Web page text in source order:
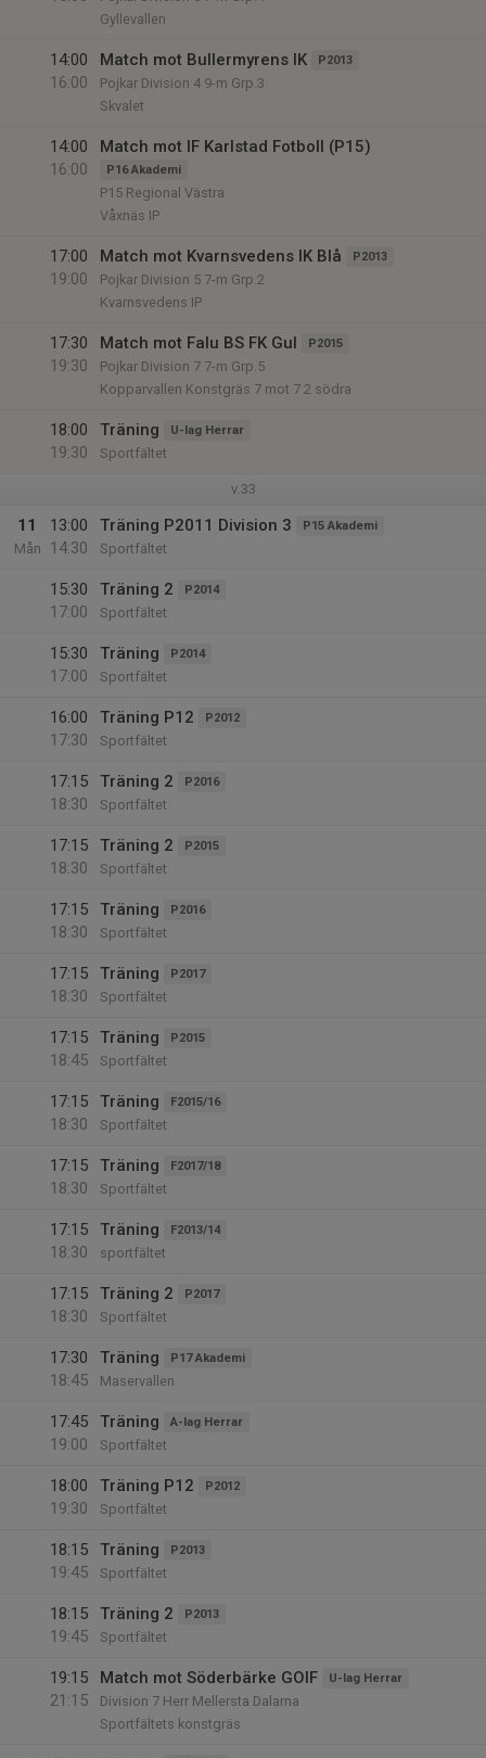
Gyllevallen
14:00
16:00
Match mot Bullermyrens IK P2013
Pojkar Division 4 9-m Grp.3
Skvalet
14:00
16:00
Match mot IF Karlstad Fotboll (P15)
P16 Akademi
P15 Regional Västra
Våxnäs IP
17:00
19:00
Match mot Kvarnsvedens IK Blå P2013
Pojkar Division 5 7-m Grp.2
Kvarnsvedens IP
17:30
19:30
Match mot Falu BS FK Gul P2015
Pojkar Division 7 7-m Grp.5
Kopparvallen Konstgräs 7 mot 7 2 södra
18:00
19:30
Träning U-lag Herrar
Sportfältet
v.33
11
Mån
13:00
14:30
Träning P2011 Division 3 P15 Akademi
Sportfältet
15:30
17:00
Träning 2 P2014
Sportfältet
15:30
17:00
Träning P2014
Sportfältet
16:00
17:30
Träning P12 P2012
Sportfältet
17:15
18:30
Träning 2 P2016
Sportfältet
17:15
18:30
Träning 2 P2015
Sportfältet
17:15
18:30
Träning P2016
Sportfältet
17:15
18:30
Träning P2017
Sportfältet
17:15
18:45
Träning P2015
Sportfältet
17:15
18:30
Träning F2015/16
Sportfältet
17:15
18:30
Träning F2017/18
Sportfältet
17:15
18:30
Träning F2013/14
sportfältet
17:15
18:30
Träning 2 P2017
Sportfältet
17:30
18:45
Träning P17 Akademi
Maservallen
17:45
19:00
Träning A-lag Herrar
Sportfältet
18:00
19:30
Träning P12 P2012
Sportfältet
18:15
19:45
Träning P2013
Sportfältet
18:15
19:45
Träning 2 P2013
Sportfältet
19:15
21:15
Match mot Söderbärke GOIF U-lag Herrar
Division 7 Herr Mellersta Dalarna
Sportfältets konstgräs